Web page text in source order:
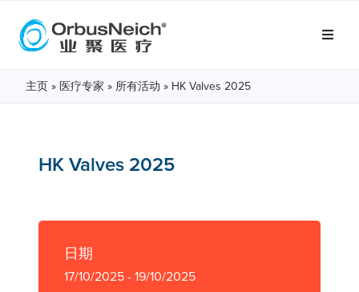
主页 » 医疗专家 » 所有活动 » HK Valves 2025
HK Valves 2025
日期
17/10/2025 - 19/10/2025